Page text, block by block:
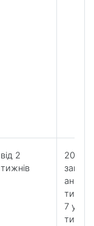
від 2
тижнів
20
7